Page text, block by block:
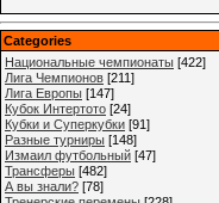
Categories
Национальные чемпионаты [422]
Лига Чемпионов [211]
Лига Европы [147]
Кубок Интертото [24]
Кубки и Суперкубки [91]
Разные турниры [148]
Измаил футбольный [47]
Трансферы [482]
А вы знали? [78]